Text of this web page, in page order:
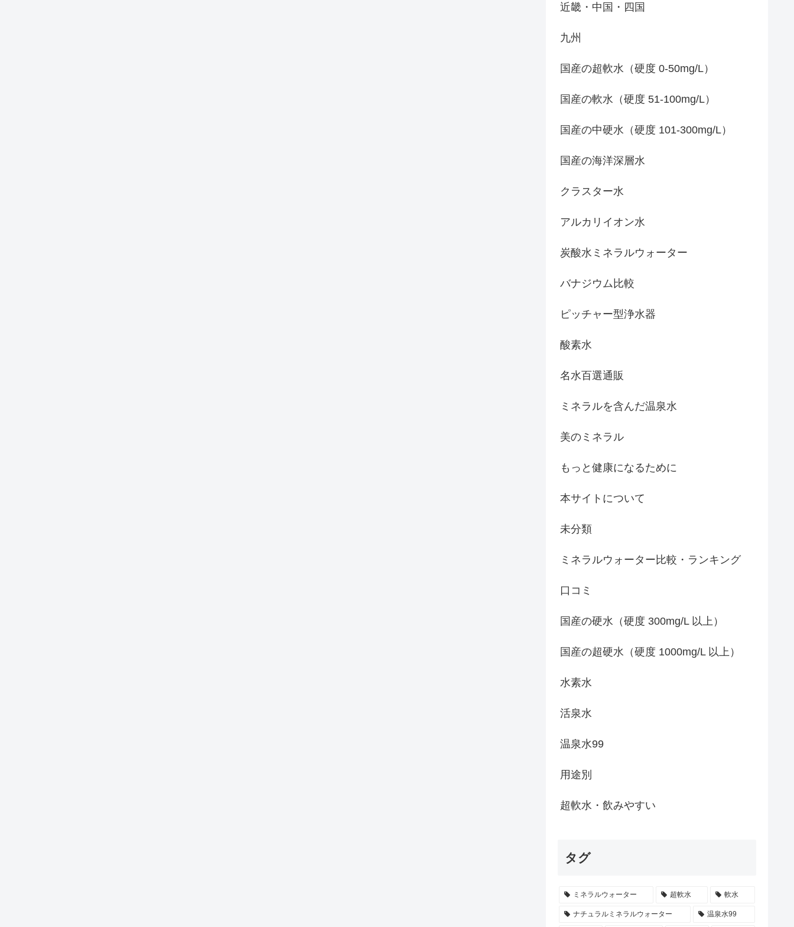
近畿・中国・四国
九州
国産の超軟水（硬度 0-50mg/L）
国産の軟水（硬度 51-100mg/L）
国産の中硬水（硬度 101-300mg/L）
国産の海洋深層水
クラスター水
アルカリイオン水
炭酸水ミネラルウォーター
バナジウム比較
ピッチャー型浄水器
酸素水
名水百選通販
ミネラルを含んだ温泉水
美のミネラル
もっと健康になるために
本サイトについて
未分類
ミネラルウォーター比較・ランキング
口コミ
国産の硬水（硬度 300mg/L 以上）
国産の超硬水（硬度 1000mg/L 以上）
水素水
活泉水
温泉水99
用途別
超軟水・飲みやすい
タグ
ミネラルウォーター 超軟水 軟水
ナチュラルミネラルウォーター 温泉水99